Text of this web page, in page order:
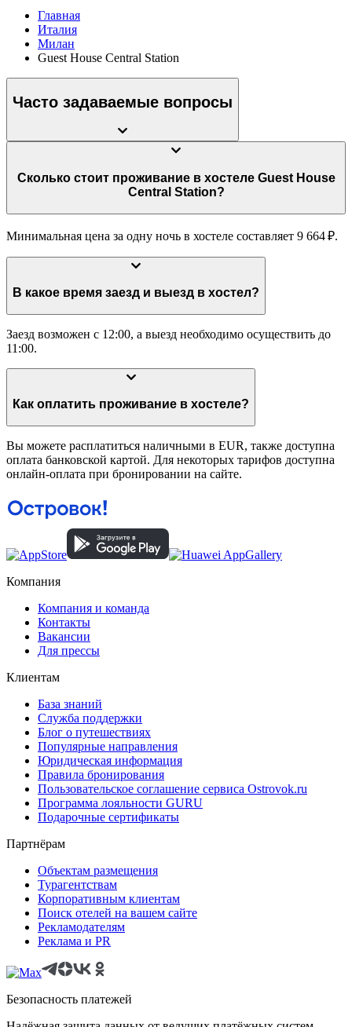
Главная
Италия
Милан
Guest House Central Station
Часто задаваемые вопросы
Сколько стоит проживание в хостеле Guest House
Central Station?
Минимальная цена за одну ночь в хостеле составляет 9 664 ₽.
В какое время заезд и выезд в хостел?
Заезд возможен с 12:00, а выезд необходимо осуществить до
11:00.
Как оплатить проживание в хостеле?
Вы можете расплатиться наличными в EUR, также доступна
оплата банковской картой. Для некоторых тарифов доступна
онлайн-оплата при бронировании на сайте.
Компания
Компания и команда
Контакты
Вакансии
Для прессы
Клиентам
База знаний
Служба поддержки
Блог о путешествиях
Популярные направления
Юридическая информация
Правила бронирования
Пользовательское соглашение сервиса Ostrovok.ru
Программа лояльности GURU
Подарочные сертификаты
Партнёрам
Объектам размещения
Турагентствам
Корпоративным клиентам
Поиск отелей на вашем сайте
Рекламодателям
Реклама и PR
Безопасность платежей